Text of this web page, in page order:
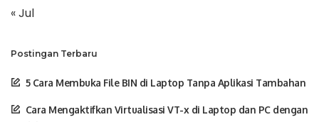
« Jul
Postingan Terbaru
5 Cara Membuka File BIN di Laptop Tanpa Aplikasi Tambahan
Cara Mengaktifkan Virtualisasi VT-x di Laptop dan PC dengan